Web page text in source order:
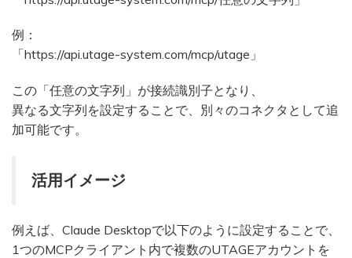
例：
「https://api.utage-system.com/mcp/utage」
この「任意の文字列」が接続識別子となり、
異なる文字列を設定することで、別々のコネクタとして追
加可能です。
活用イメージ
例えば、Claude Desktopで以下のように設定することで、
1つのMCPクライアント内で複数のUTAGEアカウントを